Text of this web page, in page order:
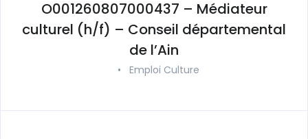
O001260807000437 – Médiateur
culturel (h/f) – Conseil départemental
de l’Ain
• Emploi Culture